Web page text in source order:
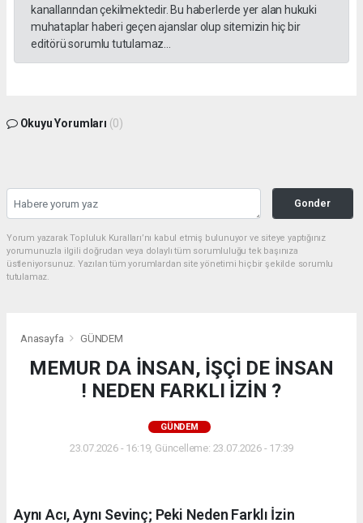
kanallarından çekilmektedir. Bu haberlerde yer alan hukuki
muhataplar haberi geçen ajanslar olup sitemizin hiç bir
editörü sorumlu tutulamaz...
Okuyu Yorumları (0)
Gonder
Yorum yazarak Topluluk Kuralları’nı kabul etmiş bulunuyor ve siteye yaptığınız
yorumunuzla ilgili doğrudan veya dolaylı tüm sorumluluğu tek başınıza
üstleniyorsunuz. Yazılan tüm yorumlardan site yönetimi hiçbir şekilde sorumlu
tutulamaz.
Anasayfa GÜNDEM
MEMUR DA İNSAN, İŞÇİ DE İNSAN
! NEDEN FARKLI İZİN ?
GÜNDEM
23.07.2026 - 16:19, Güncelleme: 23.07.2026 - 17:39
Aynı Acı, Aynı Sevinç; Peki Neden Farklı İzin